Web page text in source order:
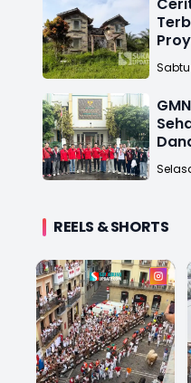
Sabtu
REELS & SHORTS